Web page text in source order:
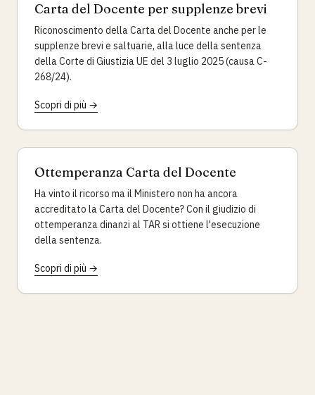
Carta del Docente per supplenze brevi
Riconoscimento della Carta del Docente anche per le
supplenze brevi e saltuarie, alla luce della sentenza
della Corte di Giustizia UE del 3 luglio 2025 (causa C-
268/24).
Scopri di più →
Ottemperanza Carta del Docente
Ha vinto il ricorso ma il Ministero non ha ancora
accreditato la Carta del Docente? Con il giudizio di
ottemperanza dinanzi al TAR si ottiene l'esecuzione
della sentenza.
Scopri di più →